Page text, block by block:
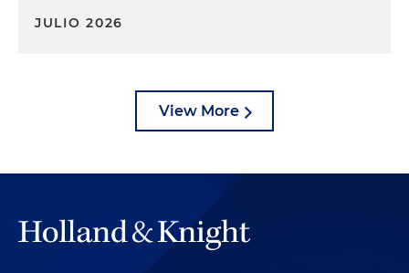
JULIO 2026
View More